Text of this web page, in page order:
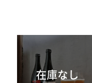
在庫なし